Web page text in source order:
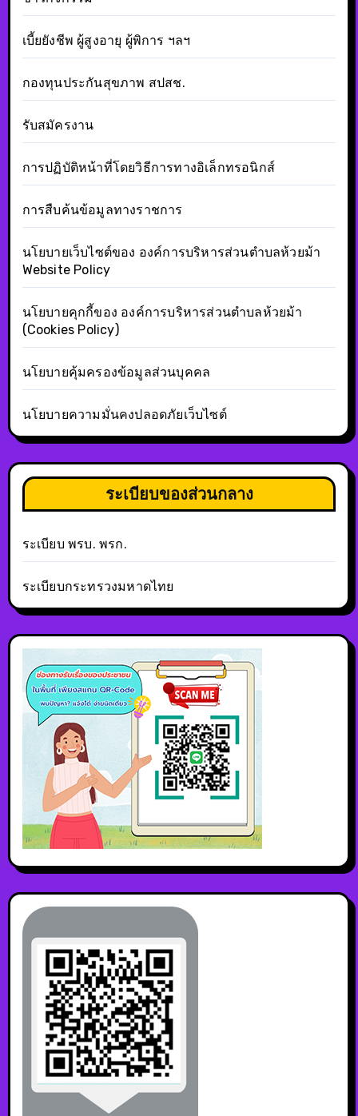
เบี้ยยังชีพ ผู้สูงอายุ ผู้พิการ ฯลฯ
กองทุนประกันสุขภาพ สปสช.
รับสมัครงาน
การปฏิบัติหน้าที่โดยวิธีการทางอิเล็กทรอนิกส์
การสืบค้นข้อมูลทางราชการ
นโยบายเว็บไซต์ของ องค์การบริหารส่วนตำบลห้วยม้า
Website Policy
นโยบายคุกกี้ของ องค์การบริหารส่วนตำบลห้วยม้า
(Cookies Policy)
นโยบายคุ้มครองข้อมูลส่วนบุคคล
นโยบายความมั่นคงปลอดภัยเว็บไซต์
ระเบียบของส่วนกลาง
ระเบียบ พรบ. พรก.
ระเบียบกระทรวงมหาดไทย